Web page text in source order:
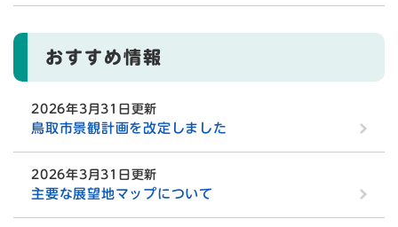
おすすめ情報
2026年3月31日更新
鳥取市景観計画を改定しました
2026年3月31日更新
主要な展望地マップについて